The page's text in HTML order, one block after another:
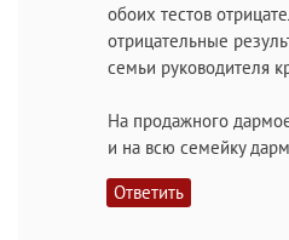
обоих тестов
отрицательные
семьи руководителя
На продажного
и на всю семейку
Ответить